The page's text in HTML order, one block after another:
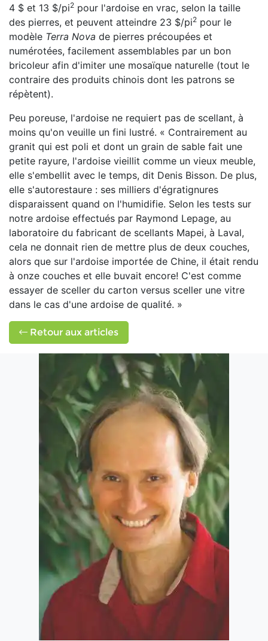
4 $ et 13 $/pi2 pour l'ardoise en vrac, selon la taille
des pierres, et peuvent atteindre 23 $/pi2 pour le
modèle Terra Nova de pierres précoupées et
numérotées, facilement assemblables par un bon
bricoleur afin d'imiter une mosaïque naturelle (tout le
contraire des produits chinois dont les patrons se
répètent).
Peu poreuse, l'ardoise ne requiert pas de scellant, à
moins qu'on veuille un fini lustré. « Contrairement au
granit qui est poli et dont un grain de sable fait une
petite rayure, l'ardoise vieillit comme un vieux meuble,
elle s'embellit avec le temps, dit Denis Bisson. De plus,
elle s'autorestaure : ses milliers d'égratignures
disparaissent quand on l'humidifie. Selon les tests sur
notre ardoise effectués par Raymond Lepage, au
laboratoire du fabricant de scellants Mapei, à Laval,
cela ne donnait rien de mettre plus de deux couches,
alors que sur l'ardoise importée de Chine, il était rendu
à onze couches et elle buvait encore! C'est comme
essayer de sceller du carton versus sceller une vitre
dans le cas d'une ardoise de qualité. »
Retour aux articles